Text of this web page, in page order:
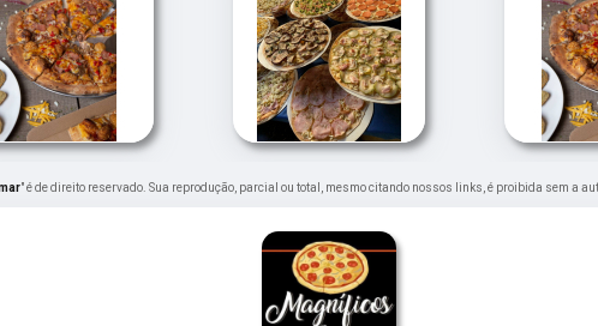
" é de direito reservado. Sua reprodução, parcial ou total, mesmo citando nossos links, é proibida sem a